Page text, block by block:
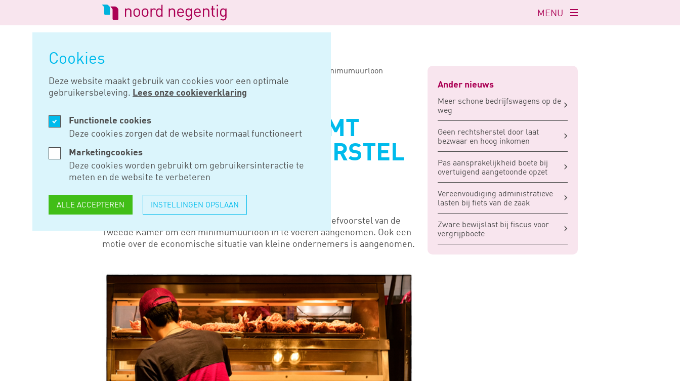
Cookies
Deze website maakt gebruik van cookies voor een optimale
gebruikersbeleving. Lees onze cookieverklaring
Functionele cookies
Deze cookies zorgen dat de website normaal functioneert
Marketingcookies
Deze cookies worden gebruikt om gebruikersinteractie te
meten en de website te verbeteren
ALLE ACCEPTEREN INSTELLINGEN OPSLAAN
Logo
van
Noord
Negentig
Navigatie
openen
MENU
Eerste kamer stemt voor initiatiefvoorstel minimumuurloon
FEB 15, 2023
EERSTE KAMER STEMT
VOOR INITIATIEFVOORSTEL
MINIMUMUURLOON
De Eerste Kamer heeft op dinsdag 14 februari het initiatiefvoorstel van de
Tweede Kamer om een minimumuurloon in te voeren aangenomen. Ook een
motie over de economische situatie van kleine ondernemers is aangenomen.
Ander nieuws
Meer schone bedrijfswagens op de
weg
Geen rechtsherstel door laat
bezwaar en hoog inkomen
Pas aansprakelijkheid boete bij
overtuigend aangetoonde opzet
Vereenvoudiging administratieve
lasten bij fiets van de zaak
Zware bewijslast bij fiscus voor
vergrijpboete